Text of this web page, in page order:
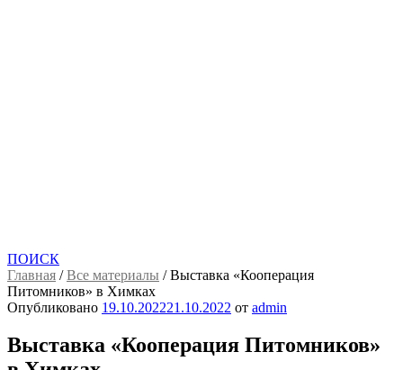
ПОИСК
Главная /Все материалы /Выставка «Кооперация
Питомников» в Химках
Опубликовано 19.10.202221.10.2022 от admin
Выставка «Кооперация Питомников»